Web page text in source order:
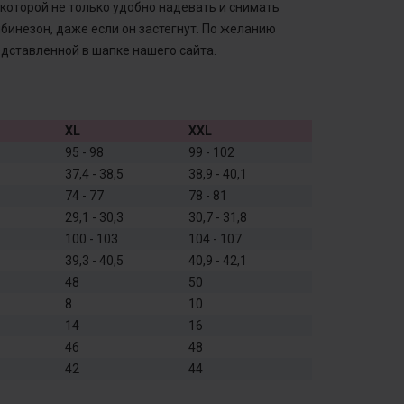
не только удобно надевать и снимать
даже если он застегнут. По желанию
в шапке нашего сайта.
XL
XXL
95 - 98
99 - 102
37,4 - 38,5
38,9 - 40,1
74 - 77
78 - 81
29,1 - 30,3
30,7 - 31,8
100 - 103
104 - 107
39,3 - 40,5
40,9 - 42,1
48
50
8
10
14
16
46
48
42 44